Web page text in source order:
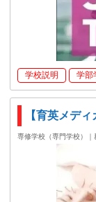
学校説明 学部
【育英メデ
専修学校（専門学校）｜